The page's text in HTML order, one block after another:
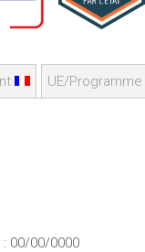
composante)
UE/Programme
00/00/0000